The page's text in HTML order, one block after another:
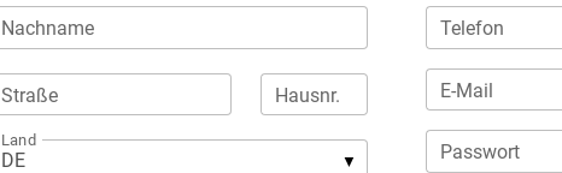
Nachname
Straße Hausnr.
Land
Telefon
E-Mail
Passwort